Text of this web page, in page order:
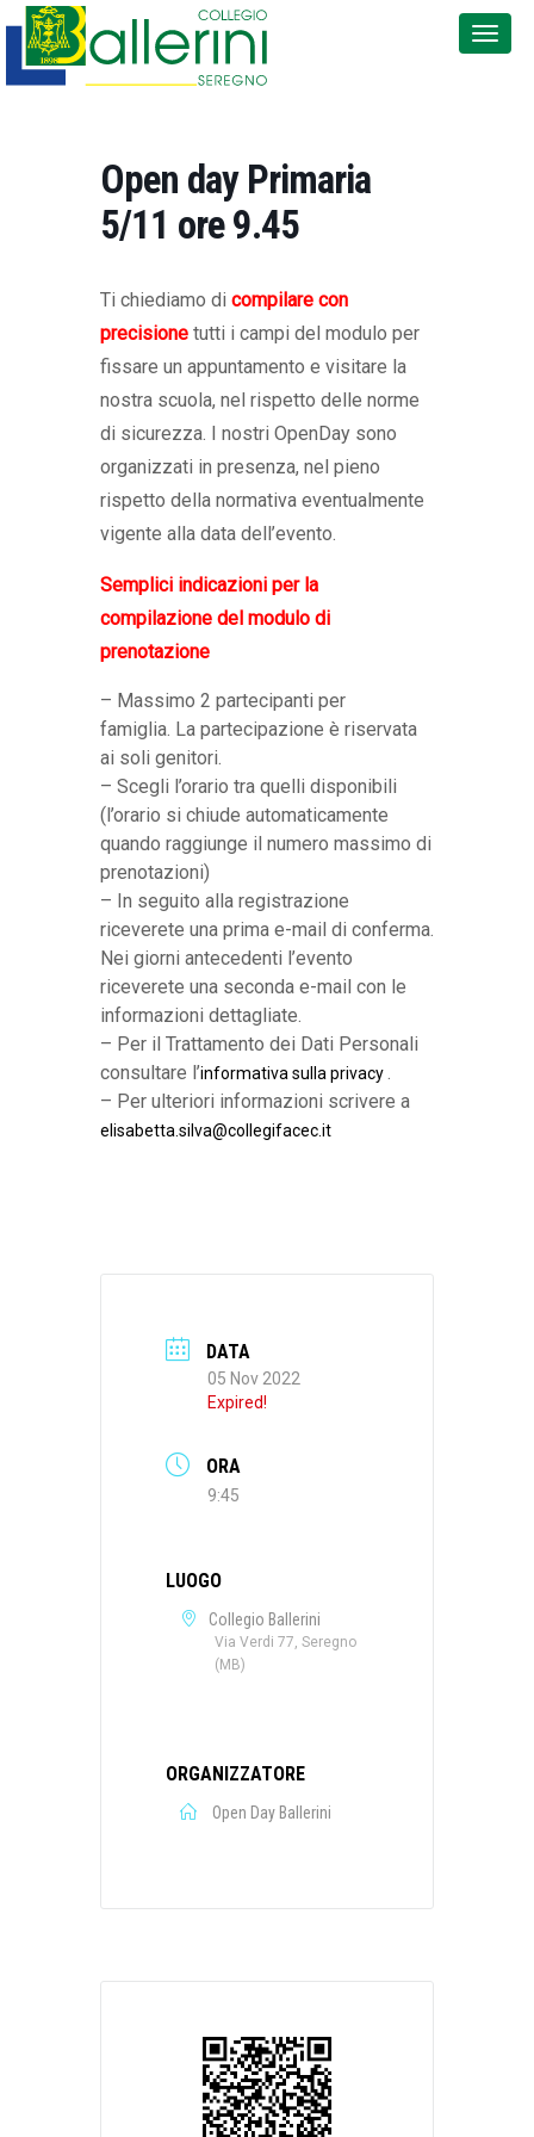
Open day Primaria
5/11 ore 9.45
Ti chiediamo di compilare con
precisione tutti i campi del modulo per
fissare un appuntamento e visitare la
nostra scuola, nel rispetto delle norme
di sicurezza. I nostri OpenDay sono
organizzati in presenza, nel pieno
rispetto della normativa eventualmente
vigente alla data dell’evento.
Semplici indicazioni per la
compilazione del modulo di
prenotazione
– Massimo 2 partecipanti per
famiglia. La partecipazione è riservata
ai soli genitori.
– Scegli l’orario tra quelli disponibili
(l’orario si chiude automaticamente
quando raggiunge il numero massimo di
prenotazioni)
– In seguito alla registrazione
riceverete una prima e-mail di conferma.
Nei giorni antecedenti l’evento
riceverete una seconda e-mail con le
informazioni dettagliate.
– Per il Trattamento dei Dati Personali
consultare l’informativa sulla privacy.
– Per ulteriori informazioni scrivere a
elisabetta.silva@collegifacec.it
DATA
05 Nov 2022
Expired!
ORA
9:45
LUOGO
Collegio Ballerini
Via Verdi 77, Seregno
(MB)
ORGANIZZATORE
Open Day Ballerini